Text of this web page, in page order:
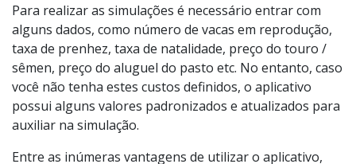
Para realizar as simulações é necessário entrar com
alguns dados, como número de vacas em reprodução,
taxa de prenhez, taxa de natalidade, preço do touro /
sêmen, preço do aluguel do pasto etc. No entanto, caso
você não tenha estes custos definidos, o aplicativo
possui alguns valores padronizados e atualizados para
auxiliar na simulação.
Entre as inúmeras vantagens de utilizar o aplicativo,